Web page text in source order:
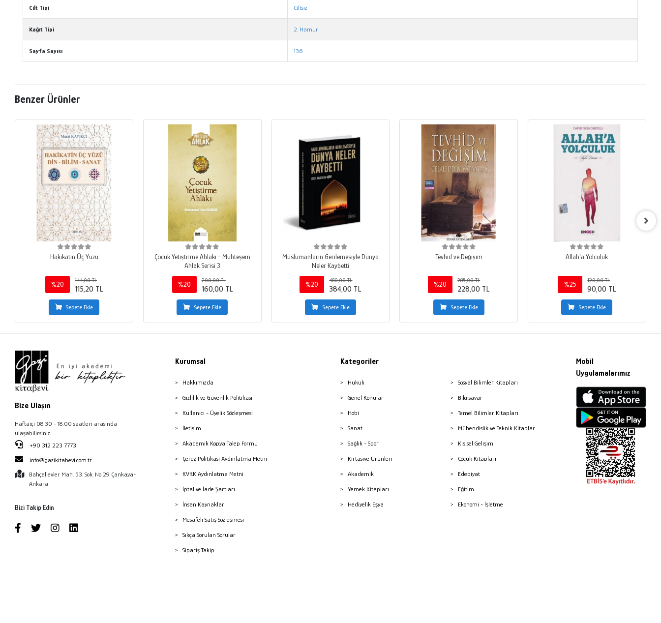
Cilt Tipi Ciltsiz
Kağıt Tipi 2. Hamur
Sayfa Sayısı 136
Benzer Ürünler
Hakikatin Üç Yüzü
%20
144,00 TL
115,20 TL
Sepete Ekle
Çocuk Yetiştirme Ahlakı - Muhteşem
Ahlak Serisi 3
%20
200,00 TL
160,00 TL
Sepete Ekle
Müslümanların Gerilemesiyle Dünya
Neler Kaybetti
%20
480,00 TL
384,00 TL
Sepete Ekle
Tevhid ve Değişim
%20
285,00 TL
228,00 TL
Sepete Ekle
Allah'a Yolculuk
%25
120,00 TL
90,00 TL
Sepete Ekle
Bize Ulaşın
Haftaiçi 08:30 - 18:00 saatleri arasında
ulaşabilirsiniz.
+90 312 223 7773
info@gazikitabevi.com.tr
Bahçelievler Mah. 53. Sok. No:29 Çankaya-
Ankara
Bizi Takip Edin
Kurumsal
Hakkımızda
Gizlilik ve Güvenlik Politikası
Kullanıcı - Üyelik Sözleşmesi
İletişim
Akademik Kopya Talep Formu
Çerez Politikası Aydınlatma Metni
KVKK Aydınlatma Metni
İptal ve İade Şartları
İnsan Kaynakları
Mesafeli Satış Sözleşmesi
Sıkça Sorulan Sorular
Sipariş Takip
Kategoriler
Hukuk
Genel Konular
Hobi
Sanat
Sağlık - Spor
Kırtasiye Ürünleri
Akademik
Yemek Kitapları
Hediyelik Eşya
Sosyal Bilimler Kitapları
Bilgisayar
Temel Bilimler Kitapları
Mühendislik ve Teknik Kitaplar
Kişisel Gelişim
Çocuk Kitapları
Edebiyat
Eğitim
Ekonomi - İşletme
Mobil
Uygulamalarımız